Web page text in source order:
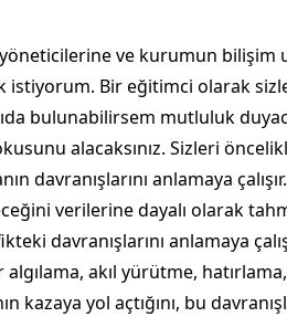
ve kurumun bilişim
Bir eğitimci olarak
bulunabilirsem mutluluk
alacaksınız. Sizleri
davranışlarını anlamaya
verilerine dayalı olarak
davranışlarını anlamaya
akıl yürütme,
yol açtığını, bu